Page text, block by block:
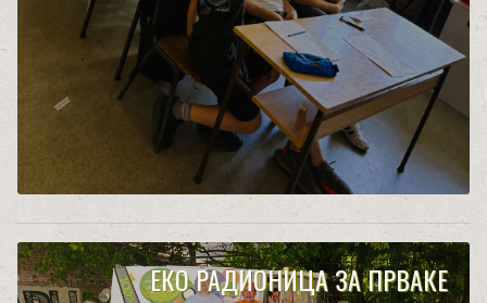
ЕКО РАДИОНИЦА ЗА ПРВАКЕ